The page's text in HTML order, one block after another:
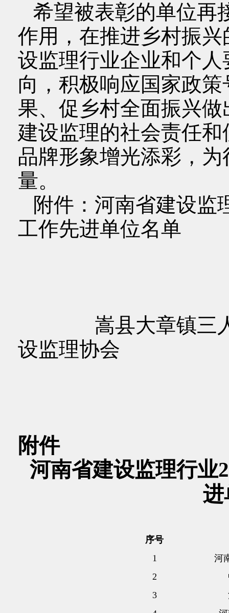
希望被表彰的单位再
作用，在推进乡村振
设监理行业企业和个
向，积极响应国家政
果、促乡村全面振兴
建设监理的社会责任
品牌形象增光添彩，
量。
附件：河南省建设监
工作先进单位名单
嵩县大章镇三人
设监理协会
附件
河南省建设监理行业
进
序号
1
河
2
3